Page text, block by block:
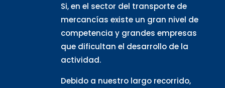
Si, en el sector del transporte de
mercancías existe un gran nivel de
competencia y grandes empresas
que dificultan el desarrollo de la
actividad.
Debido a nuestro largo recorrido,